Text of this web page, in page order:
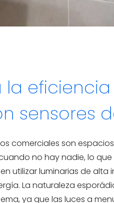
la
sensores
comerciales son
no hay nadie, lo
utilizar luminarias de
La naturaleza
ya que las luces a